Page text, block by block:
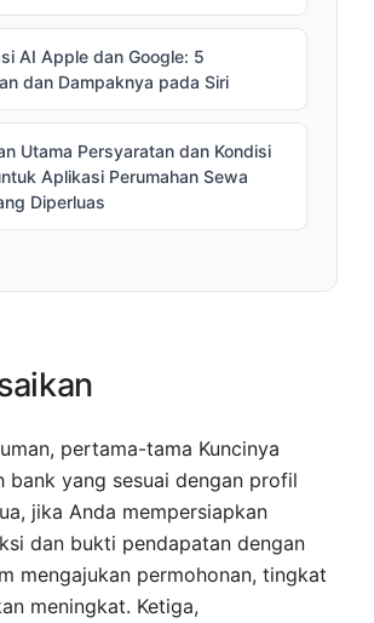
AI Apple dan Google: 5
dan Dampaknya pada Siri
Utama Persyaratan dan Kondisi
Aplikasi Perumahan Sewa
Diperluas
pertama-tama Kuncinya
bank yang sesuai dengan profil
jika Anda mempersiapkan
dan bukti pendapatan dengan
mengajukan permohonan, tingkat
meningkat. Ketiga,